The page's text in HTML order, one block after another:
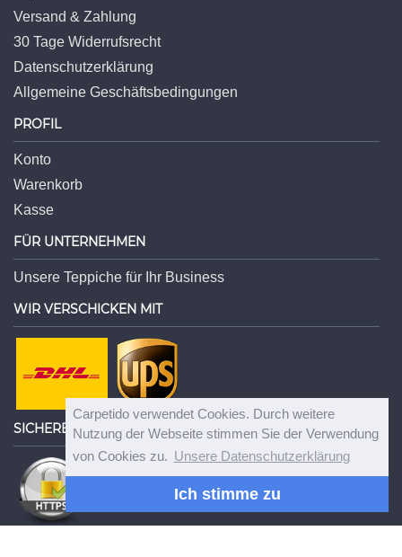
Versand & Zahlung
30 Tage Widerrufsrecht
Datenschutzerklärung
Allgemeine Geschäftsbedingungen
PROFIL
Konto
Warenkorb
Kasse
FÜR UNTERNEHMEN
Unsere Teppiche für Ihr Business
WIR VERSCHICKEN MIT
SICHERE VERBINDUNG
Sicherer Einkauf mit SSL-Verschlüsselung
Carpetido verwendet Cookies. Durch weitere
Nutzung der Webseite stimmen Sie der Verwendung
von Cookies zu. Unsere Datenschutzerklärung
Ich stimme zu